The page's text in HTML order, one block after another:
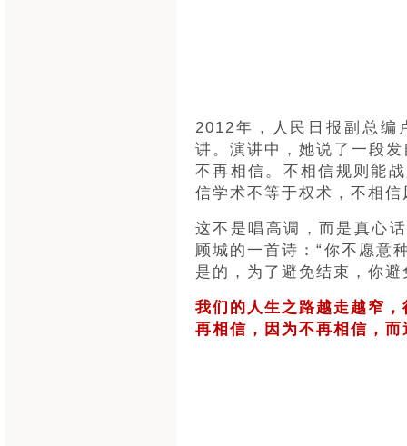
2012年，人民日报副总编
讲。演讲中，她说了一段
不再相信。不相信规则能
信学术不等于权术，不相
这不是唱高调，而是真心
顾城的一首诗：“你不愿意
是的，为了避免结束，你
我们的人生之路越走越窄
再相信，因为不再相信，